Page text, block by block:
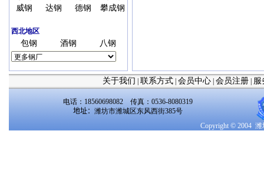
威钢
达钢 德钢 攀成钢
西北地区
包钢 酒钢 八钢
关于我们 联系方式 会员中心 会员注册 服
电话：18560698082 传真：0536-8080319
地址： 潍坊市潍城区东风西街385号
Copyright © 2004